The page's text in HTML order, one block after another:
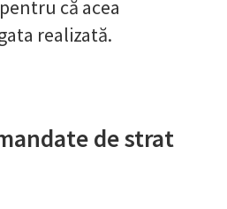
că acea
realizată.
de strat